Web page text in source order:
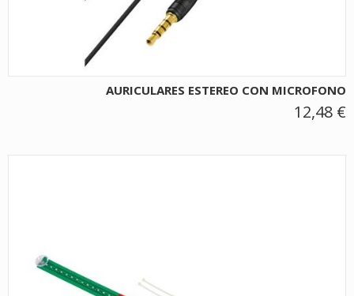
AURICULARES ESTEREO CON MICROFONO
12,48 €